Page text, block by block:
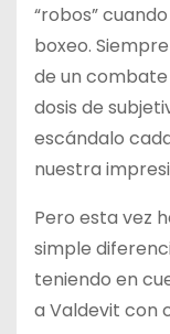
“robos”
boxeo.
de un
dosis de
escándalo
nuestra
Pero esta vez
simple
teniendo en
a Valdevit con